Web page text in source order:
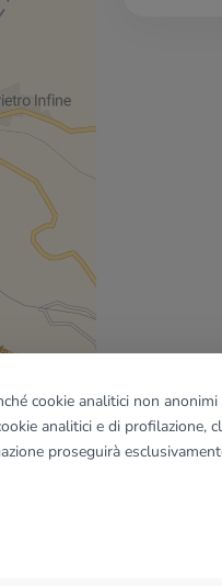
cookie analitici non
analitici e di profilazione,
proseguirà